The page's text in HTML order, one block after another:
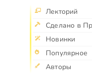
Лекторий
Сделано в
Новинки
Популярное
Авторы